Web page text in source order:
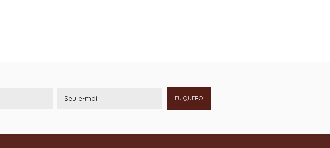
EU QUERO